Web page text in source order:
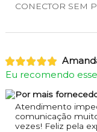
CONECTOR SEM
Eu recomendo
Por mais
Atendimento
comunicação
vezes! Feliz pela